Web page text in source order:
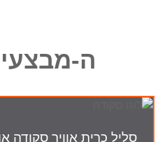
ה-
סליל כרית אוויר סקודה